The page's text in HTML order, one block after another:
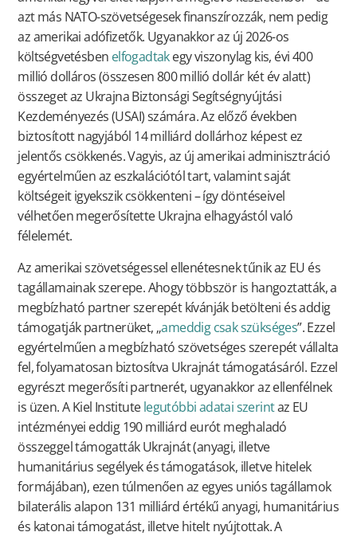
azt más NATO-szövetségesek finanszírozzák, nem pedig
az amerikai adófizetők. Ugyanakkor az új 2026-os
költségvetésben elfogadtakegy viszonylag kis, évi 400
millió dolláros (összesen 800 millió dollár két év alatt)
összeget az Ukrajna Biztonsági Segítségnyújtási
Kezdeményezés (USAI) számára. Az előző években
biztosított nagyjából 14 milliárd dollárhoz képest ez
jelentős csökkenés. Vagyis, az új amerikai adminisztráció
egyértelműen az eszkalációtól tart, valamint saját
költségeit igyekszik csökkenteni – így döntéseivel
vélhetően megerősítette Ukrajna elhagyástól való
félelemét.
Az amerikai szövetségessel ellenétesnek tűnik az EU és
tagállamainak szerepe. Ahogy többször is hangoztatták, a
megbízható partner szerepét kívánják betölteni és addig
támogatják partnerüket, „ameddig csak szükséges”. Ezzel
egyértelműen a megbízható szövetséges szerepét vállalta
fel, folyamatosan biztosítva Ukrajnát támogatásáról. Ezzel
egyrészt megerősíti partnerét, ugyanakkor az ellenfélnek
is üzen. A Kiel Institutelegutóbbi adatai szerintaz EU
intézményei eddig 190 milliárd eurót meghaladó
összeggel támogatták Ukrajnát (anyagi, illetve
humanitárius segélyek és támogatások, illetve hitelek
formájában), ezen túlmenően az egyes uniós tagállamok
bilaterális alapon 131 milliárd értékű anyagi, humanitárius
és katonai támogatást, illetve hitelt nyújtottak. A